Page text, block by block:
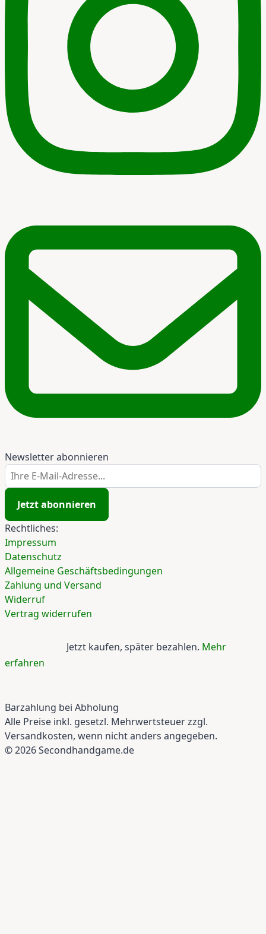
Newsletter abonnieren
Ihre E-Mail-Adresse...
Jetzt abonnieren
Rechtliches:
Impressum
Datenschutz
Allgemeine Geschäftsbedingungen
Zahlung und Versand
Widerruf
Vertrag widerrufen
Jetzt kaufen, später bezahlen. Mehr
erfahren
Barzahlung bei Abholung
Alle Preise inkl. gesetzl. Mehrwertsteuer zzgl.
Versandkosten, wenn nicht anders angegeben.
© 2026 Secondhandgame.de